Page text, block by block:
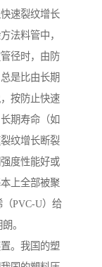
速裂纹增长
法料管中，
径时，由防
是比由长期
按防止快速
期寿命（如
纹增长断裂
度性能好或
上全部被聚
PVC-U）给
。
。我国的塑